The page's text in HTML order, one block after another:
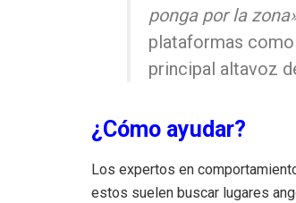
ponga por la
plataformas como
principal altavoz
¿Cómo ayudar?
Los expertos en
estos suelen buscar lugares